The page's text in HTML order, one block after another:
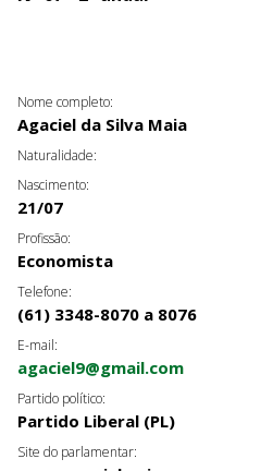
Nome completo:
Agaciel da Silva Maia
Naturalidade:
Nascimento:
21/07
Profissão:
Economista
Telefone:
(61) 3348-8070 a 8076
E-mail:
agaciel9@gmail.com
Partido político:
Partido Liberal (PL)
Site do parlamentar: